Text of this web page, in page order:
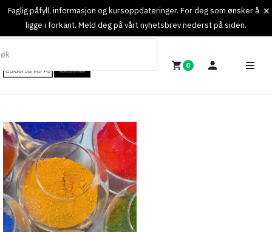
Faglig påfyll, informasjon og kursoppdateringer. For deg som ønsker å
ligge i forkant. Meld deg på vårt nyhetsbrev nederst på siden.
0